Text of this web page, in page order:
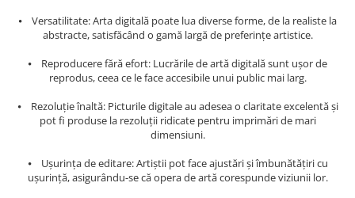
⦁ Versatilitate: Arta digitală poate lua diverse forme, de la realiste la
abstracte, satisfăcând o gamă largă de preferințe artistice.
⦁ Reproducere fără efort: Lucrările de artă digitală sunt ușor de
reprodus, ceea ce le face accesibile unui public mai larg.
⦁ Rezoluție înaltă: Picturile digitale au adesea o claritate excelentă și
pot fi produse la rezoluții ridicate pentru imprimări de mari
dimensiuni.
⦁ Ușurința de editare: Artiștii pot face ajustări și îmbunătățiri cu
ușurință, asigurându-se că opera de artă corespunde viziunii lor.